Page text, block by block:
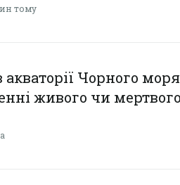
тому
Чорного
живого чи